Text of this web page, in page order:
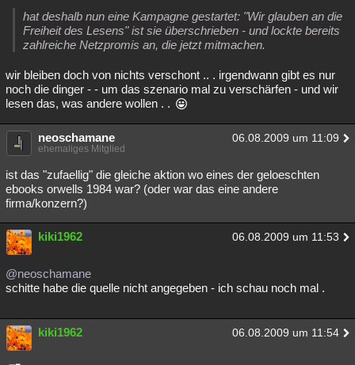
hat deshalb nun eine Kampagne gestartet: "Wir glauben an die
Freiheit des Lesens" ist sie überschrieben - und lockte bereits
zahlreiche Netzpromis an, die jetzt mitmachen.
wir bleiben doch von nichts verschont .. . irgendwann gibt es nur
noch die dinger - - um das szenario mal zu verschärfen - und wir
lesen das, was andere wollen . .
neoschamane 06.08.2009 um 11:09
ehemaliges Mitglied
ist das "zufaellig" die gleiche aktion wo eines der geloeschten
ebooks orwells 1984 war? (oder war das eine andere
firma/konzern?)
kiki1962 06.08.2009 um 11:53
@neoschamane
schitte habe die quelle nicht angegeben - ich schau noch mal .
kiki1962 06.08.2009 um 11:54